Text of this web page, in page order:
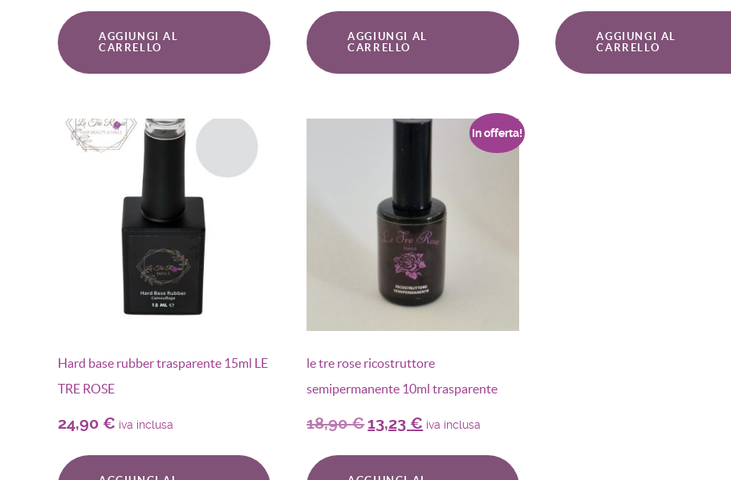
AGGIUNGI AL
CARRELLO
AGGIUNGI AL
CARRELLO
AGGIUNGI AL
CARRELLO
Hard base rubber trasparente 15ml LE
TRE ROSE
24,90 € iva inclusa
In offerta!
le tre rose ricostruttore
semipermanente 10ml trasparente
18,90€13,23 € iva inclusa